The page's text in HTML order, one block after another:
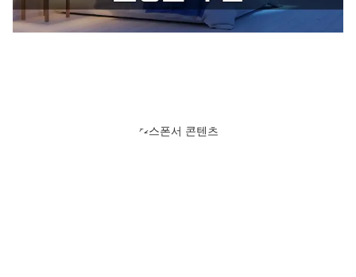
스폰서 콘텐츠